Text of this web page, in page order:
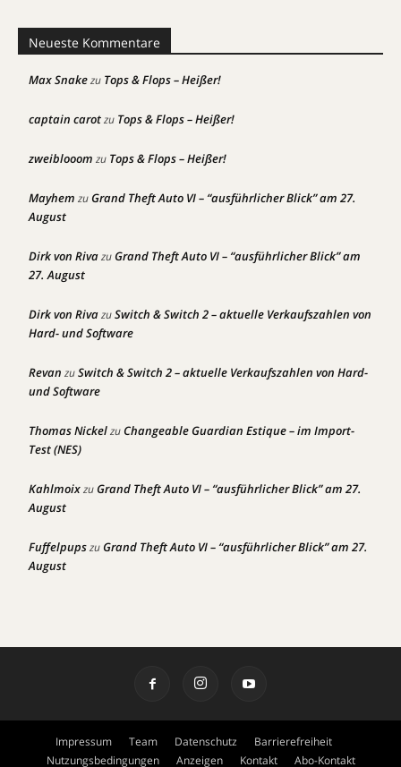
Neueste Kommentare
Max Snakezu Tops & Flops – Heißer!
captain carotzu Tops & Flops – Heißer!
zweiblooom zu Tops & Flops – Heißer!
Mayhem zuGrand Theft Auto VI – “ausführlicher Blick” am 27.
August
Dirk von RivazuGrand Theft Auto VI – “ausführlicher Blick” am
27. August
Dirk von RivazuSwitch & Switch 2 – aktuelle Verkaufszahlen von
Hard- und Software
Revan zuSwitch & Switch 2 – aktuelle Verkaufszahlen von Hard-
und Software
Thomas NickelzuChangeable Guardian Estique – im Import-
Test (NES)
KahlmoixzuGrand Theft Auto VI – “ausführlicher Blick” am 27.
August
FuffelpupszuGrand Theft Auto VI – “ausführlicher Blick” am 27.
August
Impressum Team Datenschutz
Barrierefreiheit
Nutzungsbedingungen
Anzeigen Kontakt Abo-Kontakt